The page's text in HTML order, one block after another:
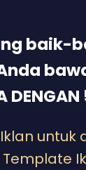
baik-
DENGAN
Template